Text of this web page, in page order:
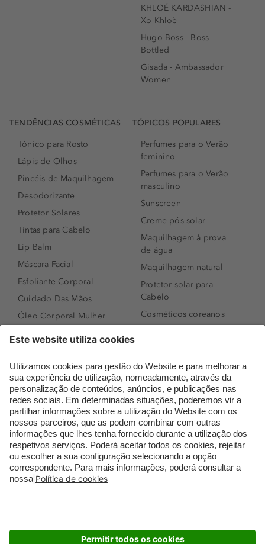
KHLOÉ KARDASHIAN -
Xo Khloè
Hugo Boss - Boss
Bottled
Gisada - Ambassador
Women
TENDÊNCIAS COSMÉTICAS
Tónico para Rosto
Lápis de Olhos
Pincéis de Maquilhagem
Desodorizante
Protetor Solares
Tintas para Cabelo
Lip Balm
Máscara Facial
Esfoliante Corporal
Cuidado Das Mãos
Óleo Corporal Mulher
Sérum de Rosto
Body mist & Spray
corporal
Produtos para Cabelo
Homem
Espuma de Limpeza
Facial
Dermocosmética
TÓPICOS POPULARES
Perfumes para o Verão
feminino
Perfumes para o Verão
masculino
Sunscreen
Creme pós-solar
Maquilhagem à prova
de água
Maquilhagem natural
Protetor solar para
Cabelo
Cosméticos coreanos
Perfumes árabes
Novidades
Melhores Perfumes
Femininos
TOP 10: Perfumes
Masculinos
Pestanas Postiças
Creme Rosto Homem
Embalagens Sustentáveis